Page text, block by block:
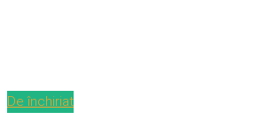
De închiriat